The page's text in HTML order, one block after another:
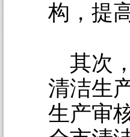
构，提
其次
清洁生
生产审